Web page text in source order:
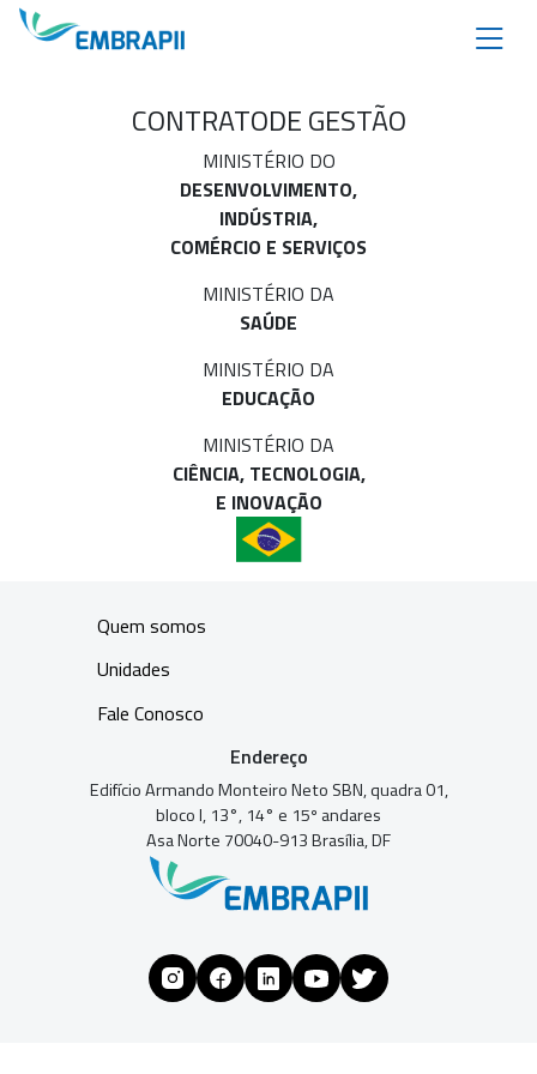
CONTRATODE GESTÃO
MINISTÉRIO DO
DESENVOLVIMENTO,
INDÚSTRIA,
COMÉRCIO E SERVIÇOS
MINISTÉRIO DA
SAÚDE
MINISTÉRIO DA
EDUCAÇÃO
MINISTÉRIO DA
CIÊNCIA, TECNOLOGIA,
E INOVAÇÃO
Quem somos
Unidades
Fale Conosco
Endereço
Edifício Armando Monteiro Neto SBN, quadra 01,
bloco I, 13°, 14° e 15º andares
Asa Norte 70040-913 Brasília, DF